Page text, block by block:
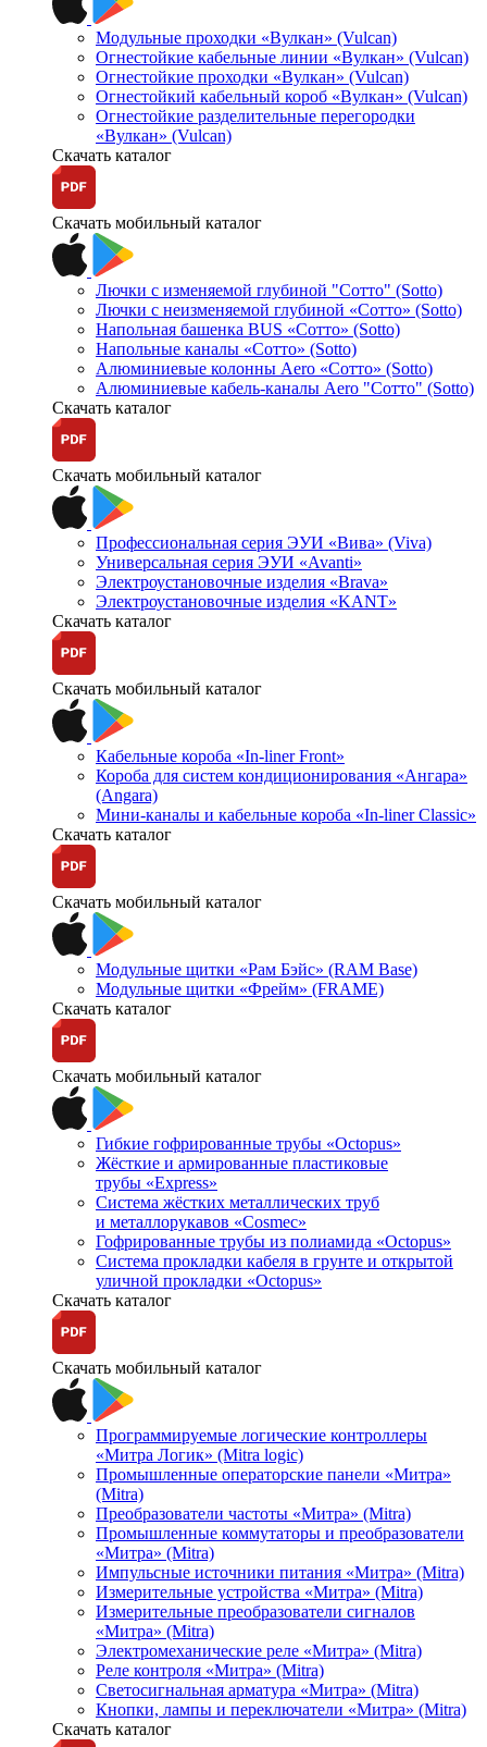
Модульные проходки «Вулкан» (Vulcan)
Огнестойкие кабельные линии «Вулкан» (Vulcan)
Огнестойкие проходки «Вулкан» (Vulcan)
Огнестойкий кабельный короб «Вулкан» (Vulcan)
Огнестойкие разделительные перегородки
«Вулкан» (Vulcan)
Скачать каталог
Скачать мобильный каталог
Лючки с изменяемой глубиной "Сотто" (Sotto)
Лючки с неизменяемой глубиной «Сотто» (Sotto)
Напольная башенка BUS «Сотто» (Sotto)
Напольные каналы «Сотто» (Sotto)
Алюминиевые колонны Aero «Сотто» (Sotto)
Алюминиевые кабель-каналы Aero "Сотто" (Sotto)
Скачать каталог
Скачать мобильный каталог
Профессиональная серия ЭУИ «Вива» (Viva)
Универсальная серия ЭУИ «Avanti»
Электроустановочные изделия «Brava»
Электроустановочные изделия «KANT»
Скачать каталог
Скачать мобильный каталог
Кабельные короба «In-liner Front»
Короба для систем кондиционирования «Ангара»
(Angara)
Мини-каналы и кабельные короба «In-liner Classic»
Скачать каталог
Скачать мобильный каталог
Модульные щитки «Рам Бэйс» (RAM Base)
Модульные щитки «Фрейм» (FRAME)
Скачать каталог
Скачать мобильный каталог
Гибкие гофрированные трубы «Octopus»
Жёсткие и армированные пластиковые
трубы «Express»
Система жёстких металлических труб
и металлорукавов «Cosmec»
Гофрированные трубы из полиамида «Octopus»
Система прокладки кабеля в грунте и открытой
уличной прокладки «Octopus»
Скачать каталог
Скачать мобильный каталог
Программируемые логические контроллеры
«Митра Логик» (Mitra logic)
Промышленные операторские панели «Митра»
(Mitra)
Преобразователи частоты «Митра» (Mitra)
Промышленные коммутаторы и преобразователи
«Митра» (Mitra)
Импульсные источники питания «Митра» (Mitra)
Измерительные устройства «Митра» (Mitra)
Измерительные преобразователи сигналов
«Митра» (Mitra)
Электромеханические реле «Митра» (Mitra)
Реле контроля «Митра» (Mitra)
Светосигнальная арматура «Митра» (Mitra)
Кнопки, лампы и переключатели «Митра» (Mitra)
Скачать каталог